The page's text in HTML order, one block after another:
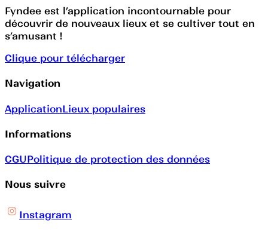
Fyndee est l’application incontournable pour
découvrir de nouveaux lieux et se cultiver tout en
s’amusant !
Clique pour télécharger
Navigation
ApplicationLieux populaires
Informations
CGUPolitique de protection des données
Nous suivre
Instagram